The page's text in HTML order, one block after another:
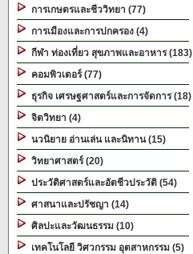
การเกษตรและชีววิทยา (77)
การเมืองและการปกครอง (4)
กีฬา ท่องเที่ยว สุขภาพและอาหาร (183)
คอมพิวเตอร์ (77)
ธุรกิจ เศรษฐศาสตร์และการจัดการ (18)
จิตวิทยา (4)
นวนิยาย อ่านเล่น และนิทาน (15)
วิทยาศาสตร์ (20)
ประวัติศาสตร์และอัตชีวประวัติ (54)
ศาสนาและปรัชญา (14)
ศิลปะและวัฒนธรรม (10)
เทคโนโลยี วิศวกรรม อุตสาหกรรม (5)